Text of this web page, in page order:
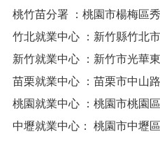
桃竹苗分署 ：桃園市楊梅區
竹北就業中心 ：新竹縣竹北
新竹就業中心 ：新竹市光華
苗栗就業中心 ：苗栗市中山
桃園就業中心 ：桃園市桃園
中壢就業中心： 桃園市中壢